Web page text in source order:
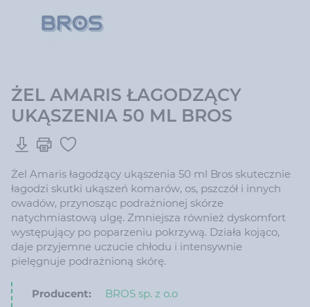
ŻEL AMARIS ŁAGODZĄCY
UKĄSZENIA 50 ML BROS
Żel Amaris łagodzący ukąszenia 50 ml Bros skutecznie
łagodzi skutki ukąszeń komarów, os, pszczół i innych
owadów, przynosząc podrażnionej skórze
natychmiastową ulgę. Zmniejsza również dyskomfort
występujący po poparzeniu pokrzywą. Działa kojąco,
daje przyjemne uczucie chłodu i intensywnie
pielęgnuje podrażnioną skórę.
Producent:
BROS sp. z o.o